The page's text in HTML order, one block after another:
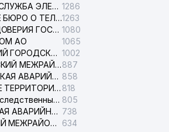
АВАРИЙНАЯ СЛУЖБА ЭЛЕКТРОСЕТИ ТАШКЕНТСКОГО РАЙОНА 1286
СПРАВОЧНОЕ БЮРО О ТЕЛЕФОНАХ ОРГАНИЗАЦИЙ г. ТАШКЕНТА1263
ТЕЛЕФОНЫ ДОВЕРИЯ ГОСУДАРСТВЕННОГО ЦЕНТРА ТЕСТИРОВАНИЯ 1080
АО
1065
ТАШКЕНТСКИЙ ГОРОДСКОЙ СУД ПО ГРАЖДАНСКИМ ДЕЛАМ 1002
ЯККАСАРАЙСКИЙ МЕЖРАЙОННЫЙ СУД ПО ГРАЖДАНСКИМ ДЕЛАМ887
ЮНУСАБАДСКАЯ АВАРИЙНАЯ СЛУЖБА ЭЛЕКТРОСЕТИ 858
НАВОИЙСКОЕ ТЕРРИТОРИАЛЬНОЕ ПРЕДПРИЯТИЕ ЭЛЕКТРОСЕТИ АО 818
Ташкентский следственный изолятор 805
СЕРГЕЛИЙСКАЯ АВАРИЙНАЯ СЛУЖБА ЭЛЕКТРОСЕТИ 738
УЧТЕПИНСКИЙ МЕЖРАЙОННЫЙ СУД ПО ГРАЖДАНСКИМ ДЕЛАМ 634